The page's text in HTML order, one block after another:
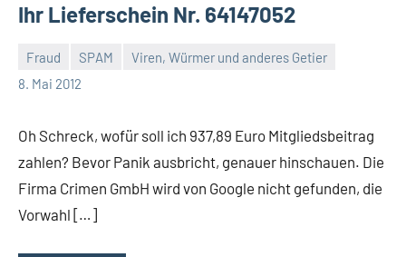
Ihr Lieferschein Nr. 64147052
Fraud SPAM
Viren, Würmer und anderes Getier
8. Mai 2012
Thomas
2
Oh Schreck, wofür soll ich 937,89 Euro Mitgliedsbeitrag
zahlen? Bevor Panik ausbricht, genauer hinschauen. Die
Firma Crimen GmbH wird von Google nicht gefunden, die
Vorwahl […]